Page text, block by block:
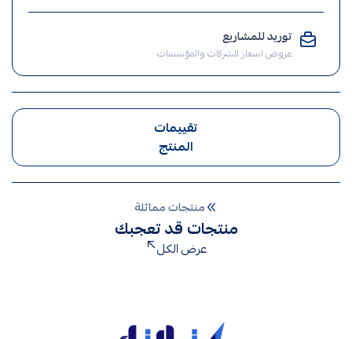
كهرباء
طبلون
توريد للمشاريع
عروض اسعار للشركات والمؤسسات
تقييمات
المنتج
منتجات مماثلة
منتجات قد تعجبك
عرض الكل